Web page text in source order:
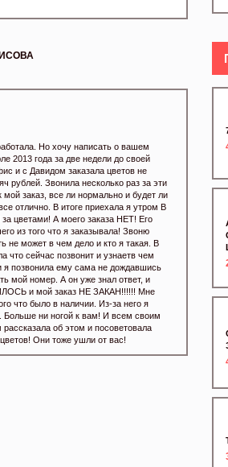
Но хочу написать о вашем
2013 года за две недели до своей
и с Давидом заказала цветов не
рублей. Звонила несколько раз за эти
мой заказ, все ли нормально и будет ли
отлично. В итоге приехала я утром В
А моего заказа НЕТ! Его
из того что я заказывала! Звоню
не может в чем дело и кто я такая. В
что сейчас позвонит и узнаетв чем
я позвонила ему сама не дождавшись
мой номер. А он уже знал ответ, и
и мой заказ НЕ ЗАКАН!!!!!! Мне
что было в наличии. Из-за него я
Больше ни ногой к вам! И всем своим
об этом и посоветовала
Они тоже ушли от вас!